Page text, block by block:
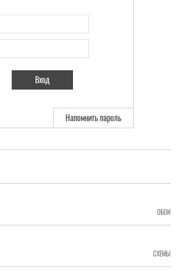
Напомнить пароль
ОБОИ
СХЕМЫ